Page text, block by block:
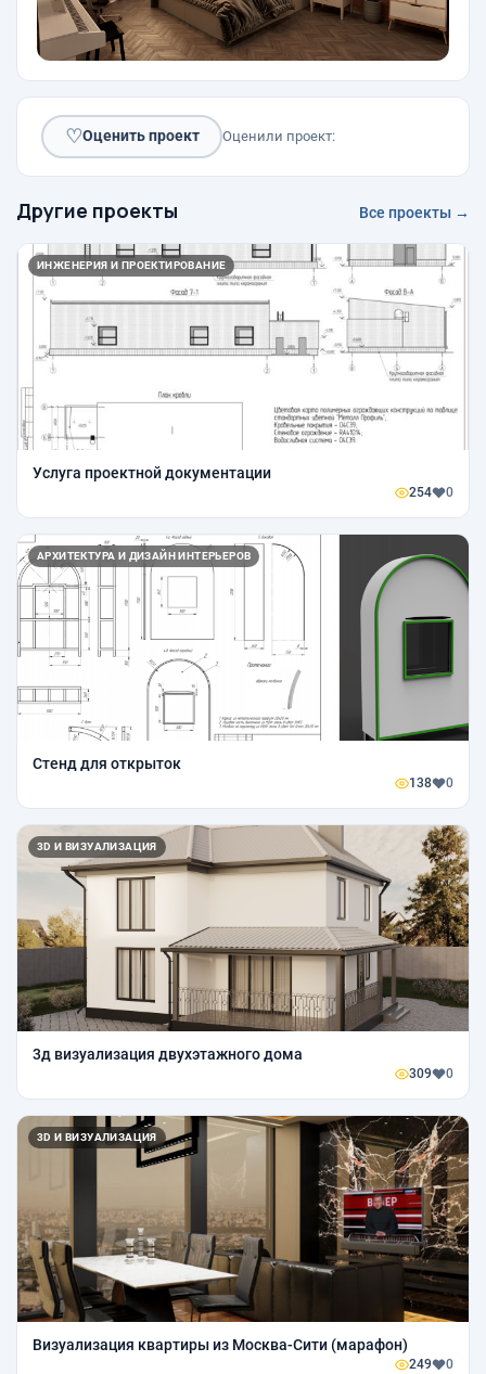
♡Оценить проект Оценили проект:
Другие проекты Все проекты →
ИНЖЕНЕРИЯ И ПРОЕКТИРОВАНИЕ
Услуга проектной документации
254 0
АРХИТЕКТУРА И ДИЗАЙН ИНТЕРЬЕРОВ
Стенд для открыток
138 0
3D И ВИЗУАЛИЗАЦИЯ
3д визуализация двухэтажного дома
309 0
3D И ВИЗУАЛИЗАЦИЯ
Визуализация квартиры из Москва-Сити (марафон)
249 0